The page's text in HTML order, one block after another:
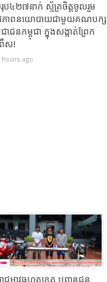
ប៤២៧នាក់ ស្ម័គ្រចិត្តចូលរួម
ភាពនយោបាយជាមួយគណបក្ស
ាជនកម្ពុជា ក្នុងសង្កាត់ព្រែក
ស!
hours ago